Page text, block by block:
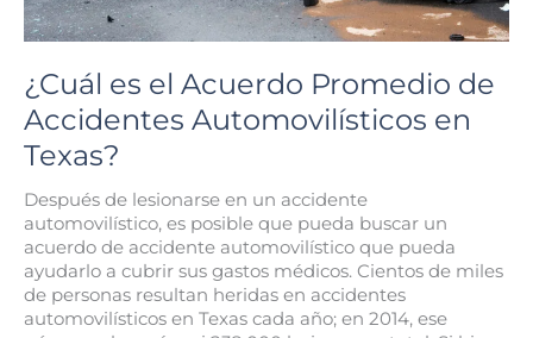
¿Cuál es el Acuerdo Promedio de
Accidentes Automovilísticos en
Texas?
Después de lesionarse en un accidente
automovilístico, es posible que pueda buscar un
acuerdo de accidente automovilístico que pueda
ayudarlo a cubrir sus gastos médicos. Cientos de miles
de personas resultan heridas en accidentes
automovilísticos en Texas cada año; en 2014, ese